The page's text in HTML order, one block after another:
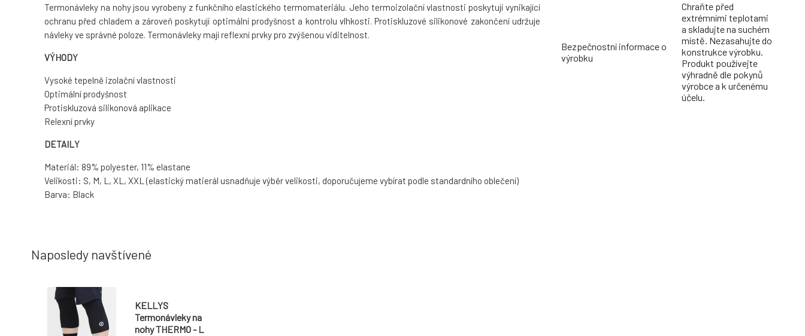
Termonávleky na nohy jsou vyrobeny z funkčního elastického termomateriálu. Jeho termoizolační vlastnosti poskytují vynikající
ochranu před chladem a zároveň poskytují optimální prodyšnost a kontrolu vlhkosti. Protiskluzové silikonové zakončení udržuje
návleky ve správné poloze. Termonávleky mají reflexní prvky pro zvýšenou viditelnost.
VÝHODY
Vysoké tepelně izolační vlastnosti
Optimální prodyšnost
Protiskluzová silikonová aplikace
Relexní prvky
DETAILY
Materiál: 89% polyester, 11% elastane
Velikosti: S, M, L, XL, XXL (elastický matierál usnadňuje výběr velikosti, doporučujeme vybírat podle standardního oblečení)
Barva: Black
Bezpečnostní informace o
výrobku
Chraňte před
extrémními teplotami
a skladujte na suchém
místě. Nezasahujte do
konstrukce výrobku.
Produkt používejte
výhradně dle pokynů
výrobce a k určenému
účelu.
Naposledy navštívené
KELLYS
Termonávleky na
nohy THERMO - L